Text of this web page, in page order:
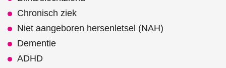
Chronisch ziek
Niet aangeboren hersenletsel (NAH)
Dementie
ADHD